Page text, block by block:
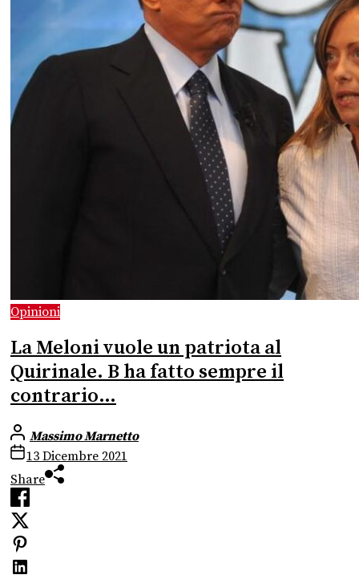
Opinioni
La Meloni vuole un patriota al
Quirinale. B ha fatto sempre il
contrario…
Massimo Marnetto
13 Dicembre 2021
Share